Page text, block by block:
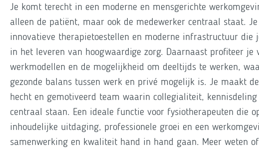
Je komt terecht in een moderne en mensgerichte
alleen de patiënt, maar ook de medewerker centraal staat.
innovatieve therapietoestellen en moderne infrastructuur die
in het leveren van hoogwaardige zorg. Daarnaast profiteer je
werkmodellen en de mogelijkheid om deeltijds te werken,
gezonde balans tussen werk en privé mogelijk is. Je maakt
hecht en gemotiveerd team waarin collegialiteit,
centraal staan. Een ideale functie voor fysiotherapeuten die
inhoudelijke uitdaging, professionele groei en een
samenwerking en kwaliteit hand in hand gaan. Meer weten